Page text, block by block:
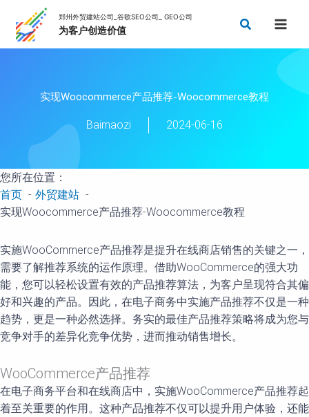
搜
实现Woocommerce产品推荐-Woocommerce教程
Baimaozi 2024-06-16
您所在位置：
首页
外贸建站
实现Woocommerce产品推荐-Woocommerce教程
实施WooCommerce产品推荐是提升在线商店销售的关键之一，
需要了解推荐系统的运作原理。借助WooCommerce的强大功
能，您可以轻松设置有效的产品推荐算法，为客户呈现符合其偏
好和兴趣的产品。因此，在电子商务中实施产品推荐不仅是一种
趋势，更是一种必然选择。务实的最佳产品推荐策略将成为您与
竞争对手的差异化竞争优势，进而推动销售增长。
WooCommerce产品推荐
在电子商务平台和在线商店中，实施WooCommerce产品推荐起
着至关重要的作用。这种产品推荐不仅可以提升用户体验，还能